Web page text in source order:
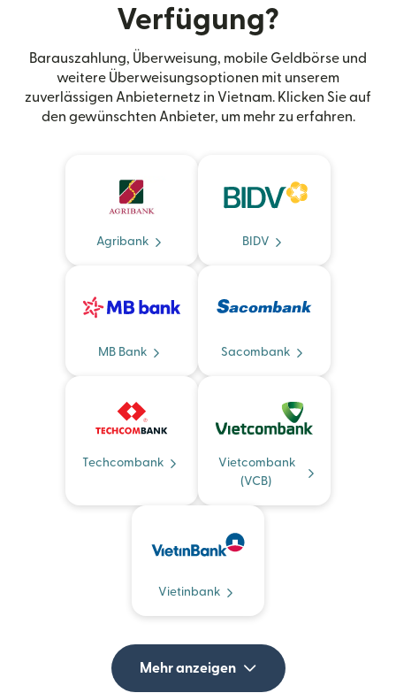
Verfügung?
Barauszahlung, Überweisung, mobile Geldbörse und
weitere Überweisungsoptionen mit unserem
zuverlässigen Anbieternetz in Vietnam. Klicken Sie auf
den gewünschten Anbieter, um mehr zu erfahren.
Agribank BIDV
MB Bank Sacombank
Techcombank
Vietcombank
(VCB)
Vietinbank
Mehr anzeigen